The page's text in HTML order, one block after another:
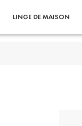
LINGE DE MAISON